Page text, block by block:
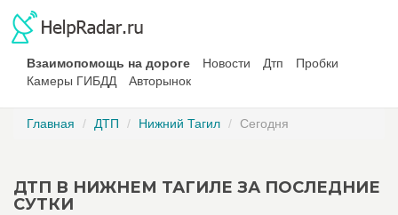
Взаимопомощь на дороге Новости Дтп
Пробки
Камеры ГИБДД
Авторынок
Главная ДТП Нижний Тагил Сегодня
ДТП В НИЖНЕМ ТАГИЛЕ ЗА ПОСЛЕДНИЕ
СУТКИ